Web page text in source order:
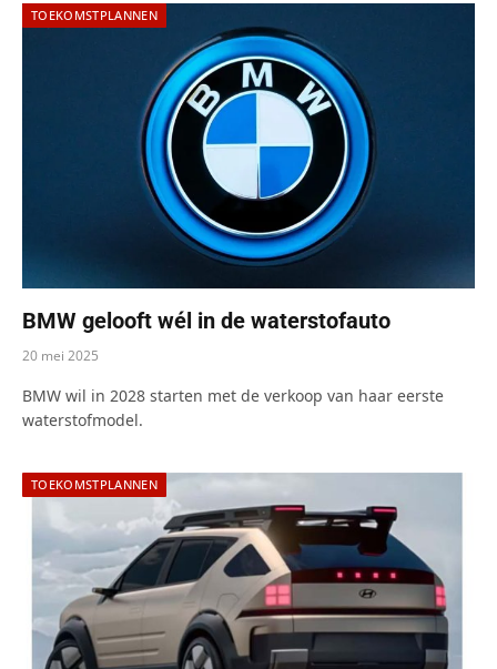
TOEKOMSTPLANNEN
BMW gelooft wél in de waterstofauto
20 mei 2025
BMW wil in 2028 starten met de verkoop van haar eerste
waterstofmodel.
TOEKOMSTPLANNEN